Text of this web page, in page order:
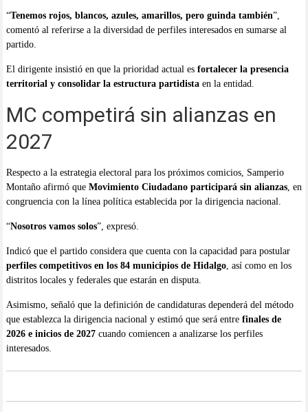
“Tenemos rojos, blancos, azules, amarillos, pero guinda también”,
comentó al referirse a la diversidad de perfiles interesados en sumarse al
partido.
El dirigente insistió en que la prioridad actual es fortalecer la presencia
territorial y consolidar la estructura partidistaen la entidad.
MC competirá sin alianzas en
2027
Respecto a la estrategia electoral para los próximos comicios, Samperio
Montaño afirmó que Movimiento Ciudadano participará sin alianzas, en
congruencia con la línea política establecida por la dirigencia nacional.
“Nosotros vamos solos”, expresó.
Indicó que el partido considera que cuenta con la capacidad para postular
perfiles competitivos en los 84 municipios de Hidalgo, así como en los
distritos locales y federales que estarán en disputa.
Asimismo, señaló que la definición de candidaturas dependerá del método
que establezca la dirigencia nacional y estimó que será entre finales de
2026 e inicios de 2027cuando comiencen a analizarse los perfiles
interesados.